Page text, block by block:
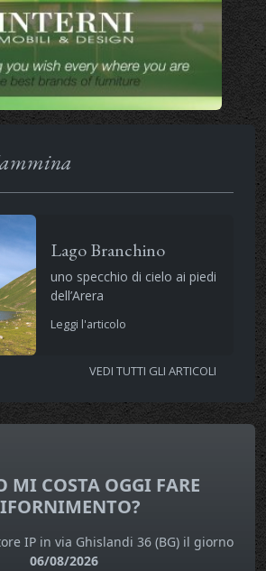
Lago Branchino
uno specchio di cielo ai piedi
dell’Arera
Leggi l'articolo
VEDI TUTTI GLI ARTICOLI
MI COSTA OGGI FARE
IP in via Ghislandi 36 (BG) il giorno
06/08/2026